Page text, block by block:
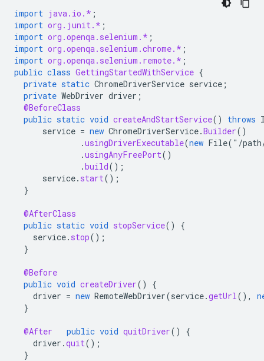
import java.io.* ;
import org.junit.* ;
import org.openqa.selenium.* ;
import org.openqa.selenium.chrome.* ;
import org.openqa.selenium.remote.* ;
public class GettingStartedWithService {
private static ChromeDriverService service ;
private WebDriver driver ;
@BeforeClass
public static void createAndStartService() throws
service = new ChromeDriverService.Builder()
.usingDriverExecutable(new File( " /path
.usingAnyFreePort()
.build();
service. start();
}
@AfterClass
public static void stopService()
{
service. stop();
}
@Before
public void createDriver()
{
driver = new RemoteWebDriver(service.getUrl(),
}
@After public void quitDriver()
{
driver .quit();
}